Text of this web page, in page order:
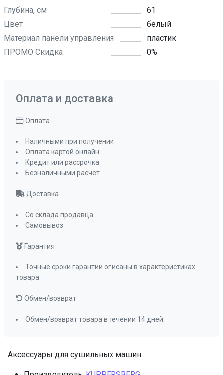
Глубина, см
61
Цвет
белый
Материал панели управления
пластик
ПРОМО Скидка
0%
Аксессуары для сушильных машин
Оплата и доставка
Оплата
Наличными при получении
Оплата картой онлайн
Кредит или рассрочка
Безналичными расчет
Доставка
Со склада продавца
Самовывоз
Гарантия
Точные сроки гарантии описаны в характеристиках
товара
Обмен/возврат
Обмен/возврат товара в течении 14 дней